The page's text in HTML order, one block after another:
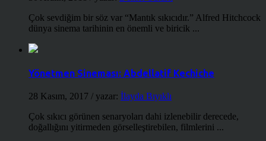
Çok sevdiğim bir söz var “Mantık sıkıcıdır.” Alfred Hitchcock
dünya sinema tarihinin en önemli ve biricik ...
Yönetmen Sineması: Abdellatif Kechiche
28 Kasım, 2017 / yazar: İlayda Bıyıklı
Çok sıkıcı görünen senaryoları dahi izlenebilir derecede,
doğallığını yitirmeden görselleştirebilen, filmlerini ...